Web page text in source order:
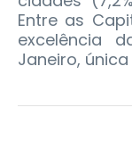
Entre as
excelência
Janeiro,